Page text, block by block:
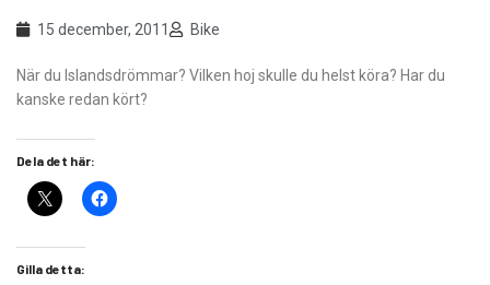
15 december, 2011 Bike
När du Islandsdrömmar? Vilken hoj skulle du helst köra? Har du
kanske redan kört?
Dela det här:
Gilla detta: